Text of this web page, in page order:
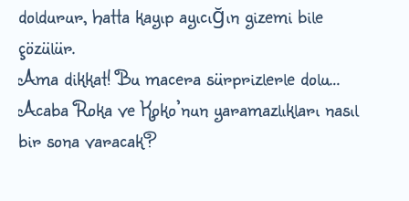
doldurur, hatta kayıp ayıcığın gizemi bile
çözülür.
Ama dikkat! Bu macera sürprizlerle dolu…
Acaba Roka ve Koko’nun yaramazlıkları nasıl
bir sona varacak?